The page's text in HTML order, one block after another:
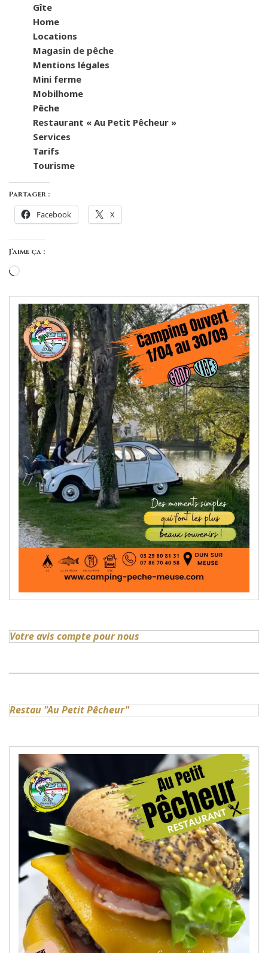
Gîte
Home
Locations
Magasin de pêche
Mentions légales
Mini ferme
Mobilhome
Pêche
Restaurant « Au Petit Pêcheur »
Services
Tarifs
Tourisme
Partager :
Facebook X
J’aime ça :
Chargement…
Votre avis compte pour nous
Restau "Au Petit Pêcheur"